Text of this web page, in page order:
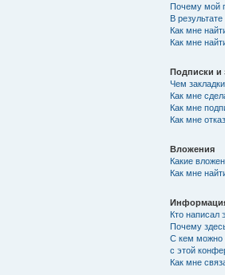
Почему мой
В
Как мне
Как мне
Подписки и
Чем
Как мне
Как мне
Как мне
Вложения
Какие
Как мне
Кто написал
Почему
С кем можно
с этой
Как мне